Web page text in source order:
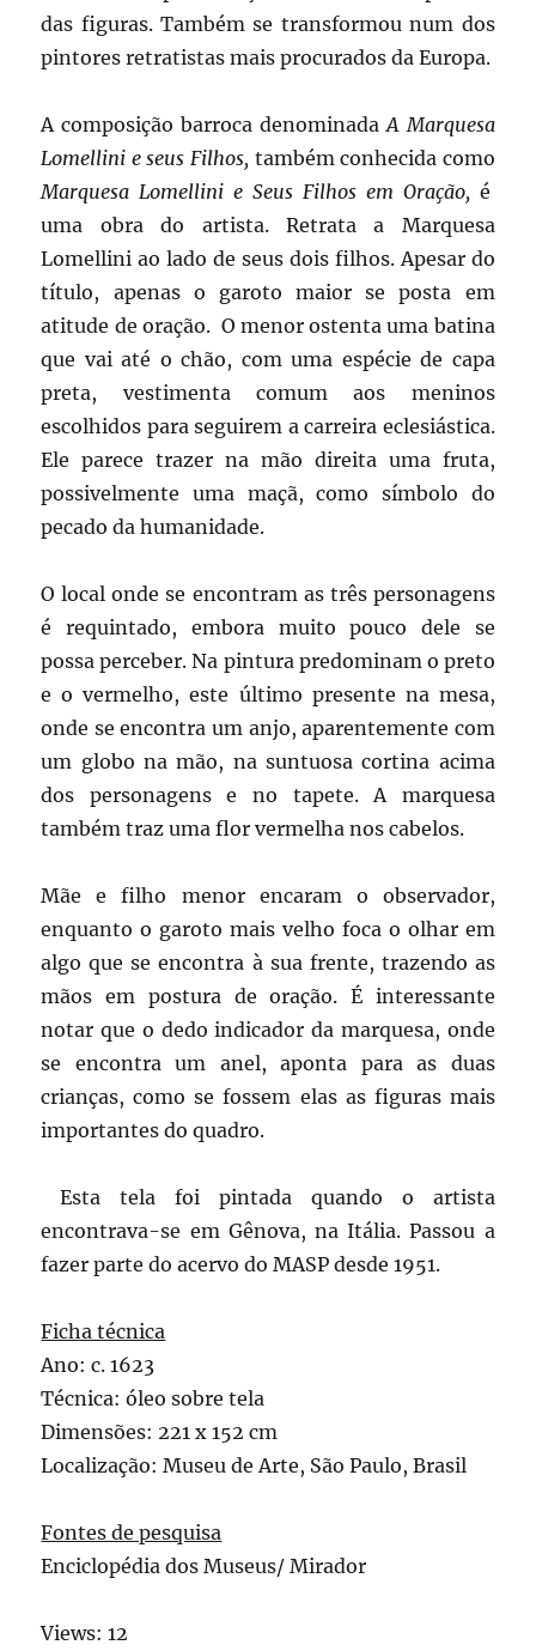
das figuras. Também se transformou num dos
pintores retratistas mais procurados da Europa.
A composição barroca denominada A Marquesa
Lomellini e seus Filhos, também conhecida como
Marquesa Lomellini e Seus Filhos em Oração, é
uma obra do artista. Retrata a Marquesa
Lomellini ao lado de seus dois filhos. Apesar do
título, apenas o garoto maior se posta em
atitude de oração. O menor ostenta uma batina
que vai até o chão, com uma espécie de capa
preta, vestimenta comum aos meninos
escolhidos para seguirem a carreira eclesiástica.
Ele parece trazer na mão direita uma fruta,
possivelmente uma maçã, como símbolo do
pecado da humanidade.
O local onde se encontram as três personagens
é requintado, embora muito pouco dele se
possa perceber. Na pintura predominam o preto
e o vermelho, este último presente na mesa,
onde se encontra um anjo, aparentemente com
um globo na mão, na suntuosa cortina acima
dos personagens e no tapete. A marquesa
também traz uma flor vermelha nos cabelos.
Mãe e filho menor encaram o observador,
enquanto o garoto mais velho foca o olhar em
algo que se encontra à sua frente, trazendo as
mãos em postura de oração. É interessante
notar que o dedo indicador da marquesa, onde
se encontra um anel, aponta para as duas
crianças, como se fossem elas as figuras mais
importantes do quadro.
Esta tela foi pintada quando o artista
encontrava-se em Gênova, na Itália. Passou a
fazer parte do acervo do MASP desde 1951.
Ficha técnica
Ano: c. 1623
Técnica: óleo sobre tela
Dimensões: 221 x 152 cm
Localização: Museu de Arte, São Paulo, Brasil
Fontes de pesquisa
Enciclopédia dos Museus/ Mirador
Views: 12